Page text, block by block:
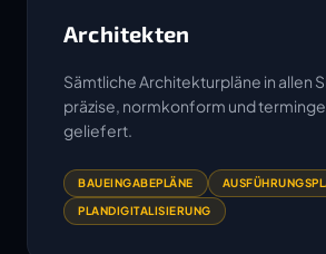
Architekten
Sämtliche Architekturpläne in allen
präzise, normkonform und
geliefert.
BAUEINGABEPLÄNE
PLANDIGITALISIERUNG